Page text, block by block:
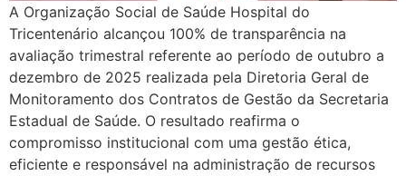
A Organização Social de Saúde Hospital do
Tricentenário alcançou 100% de transparência na
avaliação trimestral referente ao período de outubro a
dezembro de 2025 realizada pela Diretoria Geral de
Monitoramento dos Contratos de Gestão da Secretaria
Estadual de Saúde. O resultado reafirma o
compromisso institucional com uma gestão ética,
eficiente e responsável na administração de recursos